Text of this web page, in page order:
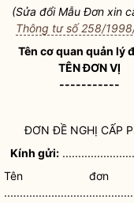
(Sửa đổi Mẫu Đơn xin
Thông tư số 258/
Tên cơ quan quản lý
TÊN ĐƠN VỊ
-----------
ĐƠN ĐỀ NGHỊ CẤP
Kính gửi:
Tên